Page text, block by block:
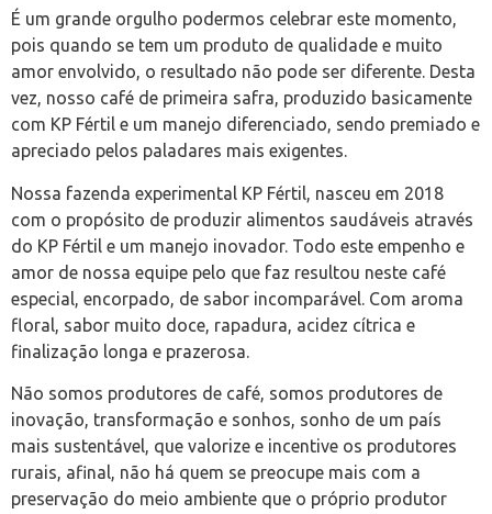
É um grande orgulho podermos celebrar este momento,
pois quando se tem um produto de qualidade e muito
amor envolvido, o resultado não pode ser diferente. Desta
vez, nosso café de primeira safra, produzido basicamente
com KP Fértil e um manejo diferenciado, sendo premiado e
apreciado pelos paladares mais exigentes.
Nossa fazenda experimental KP Fértil, nasceu em 2018
com o propósito de produzir alimentos saudáveis através
do KP Fértil e um manejo inovador. Todo este empenho e
amor de nossa equipe pelo que faz resultou neste café
especial, encorpado, de sabor incomparável. Com aroma
floral, sabor muito doce, rapadura, acidez cítrica e
finalização longa e prazerosa.
Não somos produtores de café, somos produtores de
inovação, transformação e sonhos, sonho de um país
mais sustentável, que valorize e incentive os produtores
rurais, afinal, não há quem se preocupe mais com a
preservação do meio ambiente que o próprio produtor